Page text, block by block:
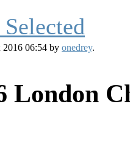
06:54 by onedrey.
London